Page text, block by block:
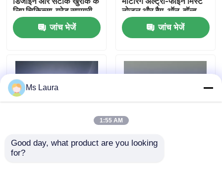
कारखाना भ्रमण
गुणवत्ता नियंत्रण
संपर्क करें
समाचार
लिए चिकित्सा-ग्रेड सामग्री
के साथ
जांच भेजें
नोजल और बैग-ऑन-वॉल्व
संगतता के साथ
जांच भेजें
लीक-प्रूफ 0.20cc स्प्रे पंप
Ms Laura
1:55 AM
Good day, what product are you looking
for?